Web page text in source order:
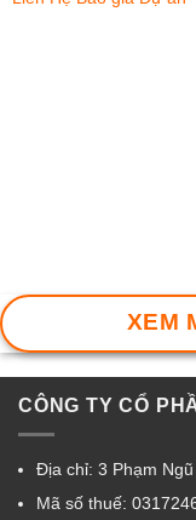
XEM
CÔNG TY CỔ
Địa chỉ: 3 Phạm Ngũ
Mã số thuế: